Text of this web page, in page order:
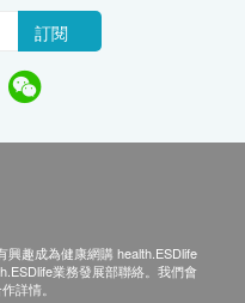
訂閱
趣成為健康網購 health.ESDlife
業務發展部聯絡。我們會
詳情。